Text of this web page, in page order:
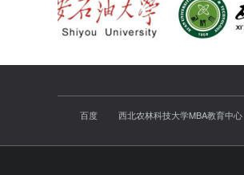
百度 西北农林科技大学MBA教育中心